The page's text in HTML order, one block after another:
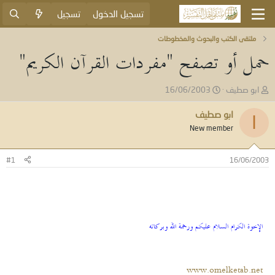
تسجيل الدخول تسجيل
ملتقى الكتب والبحوث والمخطوطات
حمل أو تصفح "مفردات القرآن الكريم"
ب
ا
ل
م
و
ابو صطيف
ت
ا
ر
خ
ب
16/06/2003
ابو صطيف
New member
16/06/2003
#1
الإخوة الكرام السلام عليكم ورحمة الله وبركاته
www.omelketab.net